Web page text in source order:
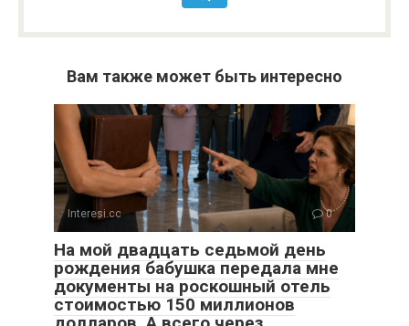
Вам также может быть интересно
Interesi.cc 0
На мой двадцать седьмой день
рождения бабушка передала мне
документы на роскошный отель
стоимостью 150 миллионов